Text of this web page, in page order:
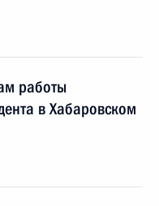
работы
в Хабаровском